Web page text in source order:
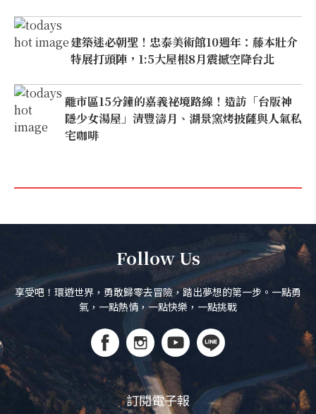
建築迷必朝聖！忠泰美術館10週年：藤本壯介
特展打頭陣，1:5大屋根8月震撼空降台北
離市區15分鐘的嘉義祕境路線！造訪「台版神
隱少女湯屋」清豐濤月、湖景窯烤披薩與人氣私
宅咖啡
Follow Us
享受吧！環遊世界，勇敢歸零去冒險，踏出夢想的第一步。一點勇
氣，一點熱情，一點快樂，一點挑戰
訂閱電子報